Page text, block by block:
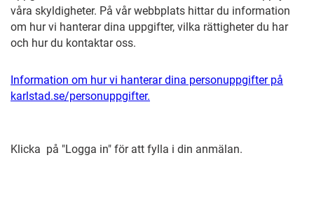
våra skyldigheter. På vår webbplats hittar du information
om hur vi hanterar dina uppgifter, vilka rättigheter du har
och hur du kontaktar oss.
Information om hur vi hanterar dina personuppgifter på
karlstad.se/personuppgifter.
Klicka på "Logga in" för att fylla i din anmälan.